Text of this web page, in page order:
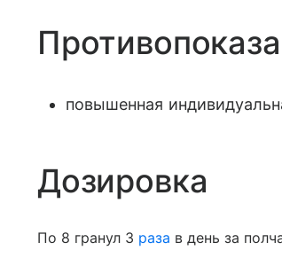
повышенная
Дозировка
По 8 гранул 3 раза в день за